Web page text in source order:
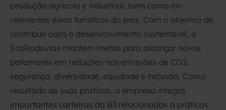
produção agrícola e industrial, bem como em
relevantes eixos turísticos do país. Com o objetivo de
contribuir para o desenvolvimento sustentável, a
EcoRodovias mantém metas para alcançar novos
patamares em reduções nas emissões de CO2,
segurança, diversidade, equidade e inclusão. Como
resultado de suas práticas, a empresa integra
importantes carteiras da B3 relacionadas a práticas